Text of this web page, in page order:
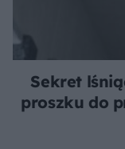
Sekret
proszku do